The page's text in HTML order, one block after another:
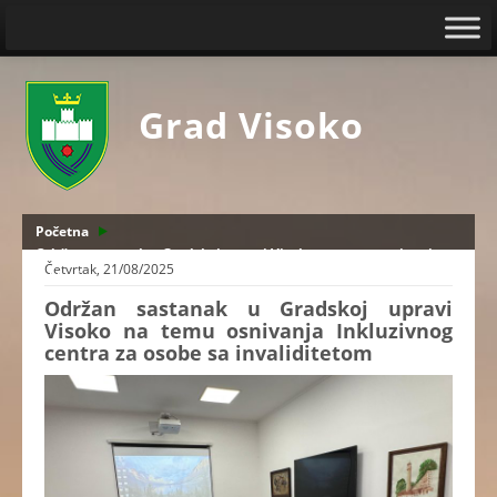
Grad Visoko
Početna
Održan sastanak u Gradskoj upravi Visoko na temu osnivanja
Inkluzivnog centra za osobe sa invaliditetom
Četvrtak, 21/08/2025
Održan sastanak u Gradskoj upravi
Visoko na temu osnivanja Inkluzivnog
centra za osobe sa invaliditetom